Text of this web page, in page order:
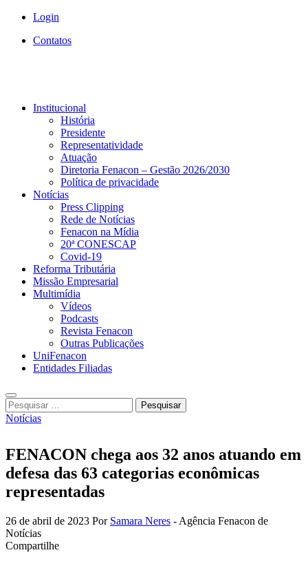
Login
Contatos
Institucional
História
Presidente
Representatividade
Atuação
Diretoria Fenacon – Gestão 2026/2030
Política de privacidade
Notícias
Press Clipping
Rede de Notícias
Fenacon na Mídia
20ª CONESCAP
Covid-19
Reforma Tributária
Missão Empresarial
Multimídia
Vídeos
Podcasts
Revista Fenacon
Outras Publicações
UniFenacon
Entidades Filiadas
Pesquisar
por:
Notícias
FENACON chega aos 32 anos atuando em
defesa das 63 categorias econômicas
representadas
26 de abril de 2023 Por Samara Neres - Agência Fenacon de
Notícias
Compartilhe